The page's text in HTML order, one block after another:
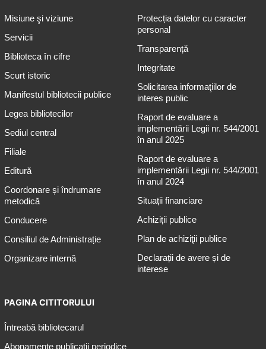
Misiune şi viziune
Servicii
Biblioteca în cifre
Scurt istoric
Manifestul bibliotecii publice
Legea bibliotecilor
Sediul central
Filiale
Editură
Coordonare și îndrumare
metodică
Conducere
Consiliul de Administrație
Organizare internă
Protecția datelor cu caracter
personal
Transparență
Integritate
Solicitarea informaţiilor de
interes public
Raport de evaluare a
implementării Legii nr. 544/2001
în anul 2025
Raport de evaluare a
implementării Legii nr. 544/2001
în anul 2024
Situații financiare
Achiziții publice
Plan de achiziţii publice
Declarații de avere și de
interese
PAGINA CITITORULUI
Întreabă bibliotecarul
Abonamente publicaţii periodice